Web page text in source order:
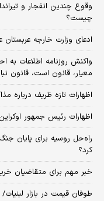
وقوع چندین انفجار و
چیست؟
ادعای وزارت خارجه عربستان
واکنش روزنامه اطلاعات به
معیار، قانون است، قانون
اظهارات تازه ظریف درباره
اظهارات رئیس جمهور
راه‌حل روسیه برای پایان
کرد؟
خبر مهم برای متقاضیان خرید خودرو/
طوفان قیمت در بازار